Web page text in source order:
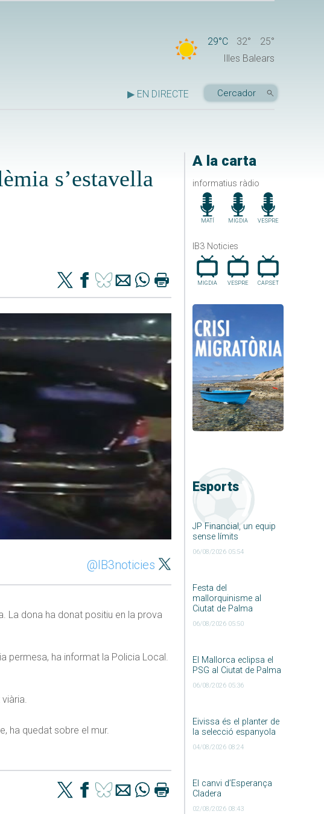
29°C 32°
25°
Illes Balears
▶ EN DIRECTE
A la carta
informatius ràdio
MATÍ MIGDIA VESPRE
IB3 Noticies
MIGDIA VESPRE CAP.SET
Esports
JP Financial, un equip
sense límits
06/08/2026 05:54
Festa del
mallorquinisme al
Ciutat de Palma
06/08/2026 05:50
El Mallorca eclipsa el
PSG al Ciutat de Palma
06/08/2026 05:36
Eivissa és el planter de
la selecció espanyola
04/08/2026 08:24
El canvi d’Esperança
Cladera
02/08/2026 08:43
s’estavella
@IB3noticies
La dona ha donat positiu en la prova
permesa, ha informat la Policia Local.
ha quedat sobre el mur.